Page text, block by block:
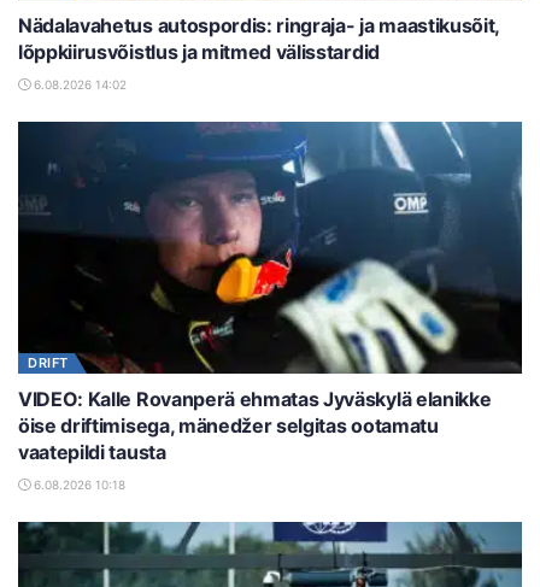
Nädalavahetus autospordis: ringraja- ja maastikusõit,
lõppkiirusvõistlus ja mitmed välisstardid
6.08.2026 14:02
DRIFT
VIDEO: Kalle Rovanperä ehmatas Jyväskylä elanikke
öise driftimisega, mänedžer selgitas ootamatu
vaatepildi tausta
6.08.2026 10:18